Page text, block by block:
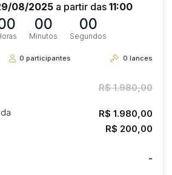
08/2025a partir das 11:00
00
Minutos
00
Segundos
0participantes 0 lances
R$ 1.980,00
R$ 1.980,00
R$ 200,00
-